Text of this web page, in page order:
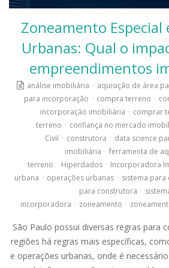
Zoneamento Especial
Urbanas: Qual o
empreendimentos
análise imobiliária · aquisição de área
para incorporação · compra terreno ·
incorporação imobiliária · comprar
terreno · confiança no mercado
Civil · construtora · data science
imobiliária · ferramenta de
terreno · Hiperdados · Incorporadora
urbana · operações urbanas · sistema para
para construtora ·
incorporadora · zoneamento ·
São Paulo possui diversas regras para
regiões há regras mais específicas,
e operações urbanas, onde é